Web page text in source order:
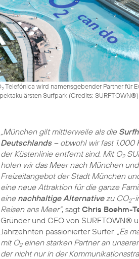
2Telefónica wird namensgebender Partner für
Surfpark (Credits: SURFTOWN®)
„München gilt mittlerweile als die
Deutschlands– obwohl wir fast 1.000
der Küstenlinie entfernt sind. Mit O2
holen wir das Meer nach München
Freizeitangebot der Stadt München
eine neue Attraktion für die ganze
eine nachhaltige Alternativezu CO2-
Reisen ans Meer“, sagt Chris Boehm-
Gründer und CEO von SURFTOWN®
Jahrzehnten passionierter Surfer. „Es
mit O2einen starken Partner an
der nicht nur in der